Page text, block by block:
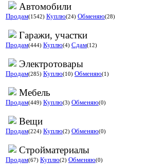
Автомобили
Продам(1542) Куплю(24) Обменяю(28)
Гаражи, участки
Продам(444) Куплю(4) Сдам(12)
Электротовары
Продам(285) Куплю(10) Обменяю(1)
Мебель
Продам(449) Куплю(3) Обменяю(0)
Вещи
Продам(224) Куплю(2) Обменяю(0)
Стройматериалы
Продам(67) Куплю(2) Обменяю(0)